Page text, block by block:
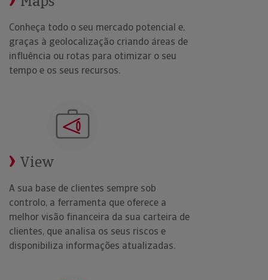
Conheça todo o seu mercado potencial e,
graças à geolocalização criando áreas de
influência ou rotas para otimizar o seu
tempo e os seus recursos.
View
A sua base de clientes sempre sob
controlo, a ferramenta que oferece a
melhor visão financeira da sua carteira de
clientes, que analisa os seus riscos e
disponibiliza informações atualizadas.